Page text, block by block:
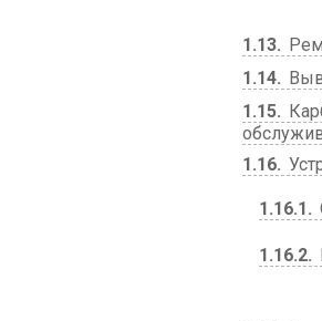
1.13
1.14
1.15
1.16
1.16.1
1.16.2